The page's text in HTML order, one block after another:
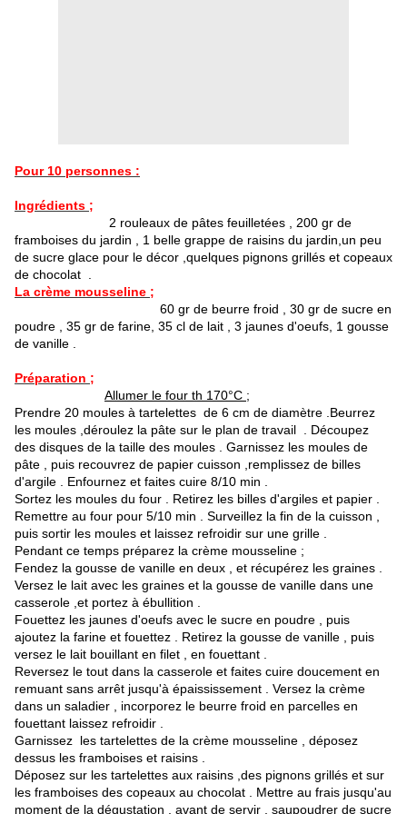
Pour 10 personnes :
Ingrédients ;
2 rouleaux de pâtes feuilletées , 200 gr de
framboises du jardin , 1 belle grappe de raisins du jardin,un peu
de sucre glace pour le décor ,quelques pignons grillés et copeaux
de chocolat .
La crème mousseline ;
60 gr de beurre froid , 30 gr de sucre en
poudre , 35 gr de farine, 35 cl de lait , 3 jaunes d'oeufs, 1 gousse
de vanille .
Préparation ;
Allumer le four th 170°C ;
Prendre 20 moules à tartelettes de 6 cm de diamètre .Beurrez
les moules ,déroulez la pâte sur le plan de travail . Découpez
des disques de la taille des moules . Garnissez les moules de
pâte , puis recouvrez de papier cuisson ,remplissez de billes
d'argile . Enfournez et faites cuire 8/10 min .
Sortez les moules du four . Retirez les billes d'argiles et papier .
Remettre au four pour 5/10 min . Surveillez la fin de la cuisson ,
puis sortir les moules et laissez refroidir sur une grille .
Pendant ce temps préparez la crème mousseline ;
Fendez la gousse de vanille en deux , et récupérez les graines .
Versez le lait avec les graines et la gousse de vanille dans une
casserole ,et portez à ébullition .
Fouettez les jaunes d'oeufs avec le sucre en poudre , puis
ajoutez la farine et fouettez . Retirez la gousse de vanille , puis
versez le lait bouillant en filet , en fouettant .
Reversez le tout dans la casserole et faites cuire doucement en
remuant sans arrêt jusqu'à épaississement . Versez la crème
dans un saladier , incorporez le beurre froid en parcelles en
fouettant laissez refroidir .
Garnissez les tartelettes de la crème mousseline , déposez
dessus les framboises et raisins .
Déposez sur les tartelettes aux raisins ,des pignons grillés et sur
les framboises des copeaux au chocolat . Mettre au frais jusqu'au
moment de la dégustation , avant de servir , saupoudrer de sucre